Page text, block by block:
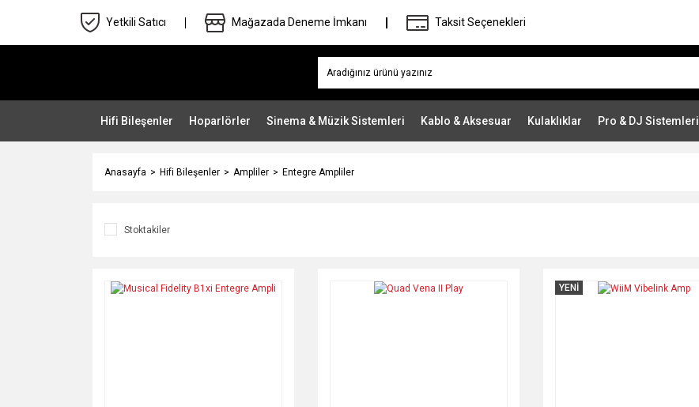
Yetkili Satıcı Mağazada Deneme İmkanı Taksit Seçenekleri
Hifi Bileşenler Hoparlörler Sinema & Müzik Sistemleri Kablo & Aksesuar Kulaklıklar Pro & DJ Sistemleri
Anasayfa Hifi Bileşenler Ampliler Entegre Ampliler
Stoktakiler
YENİ